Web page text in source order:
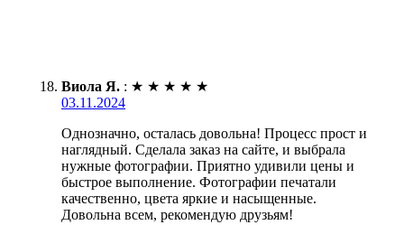
Виола Я. : ★ ★ ★ ★ ★
03.11.2024
Однозначно, осталась довольна! Процесс прост и
наглядный. Сделала заказ на сайте, и выбрала
нужные фотографии. Приятно удивили цены и
быстрое выполнение. Фотографии печатали
качественно, цвета яркие и насыщенные.
Довольна всем, рекомендую друзьям!